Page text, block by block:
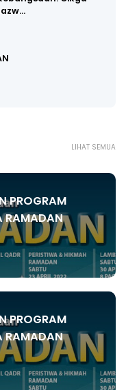
LIHAT SEMUA
PROGRAM
RAMADAN
PROGRAM
RAMADAN